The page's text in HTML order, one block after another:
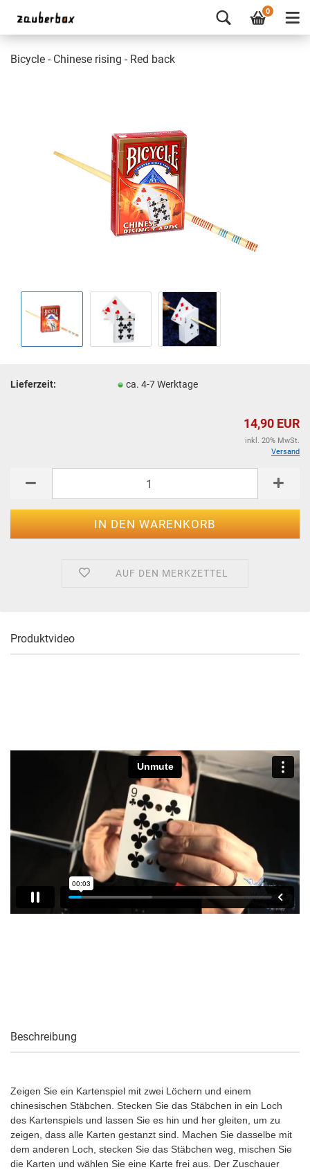
0
Bicycle - Chinese rising - Red back
Lieferzeit: ca. 4-7 Werktage
14,90 EUR
inkl. 20% MwSt.
Versand
AUF DEN MERKZETTEL
Produktvideo
Beschreibung
Zeigen Sie ein Kartenspiel mit zwei Löchern und einem
chinesischen Stäbchen. Stecken Sie das Stäbchen in ein Loch
des Kartenspiels und lassen Sie es hin und her gleiten, um zu
zeigen, dass alle Karten gestanzt sind. Machen Sie dasselbe mit
dem anderen Loch, stecken Sie das Stäbchen weg, mischen Sie
die Karten und wählen Sie eine Karte frei aus. Der Zuschauer